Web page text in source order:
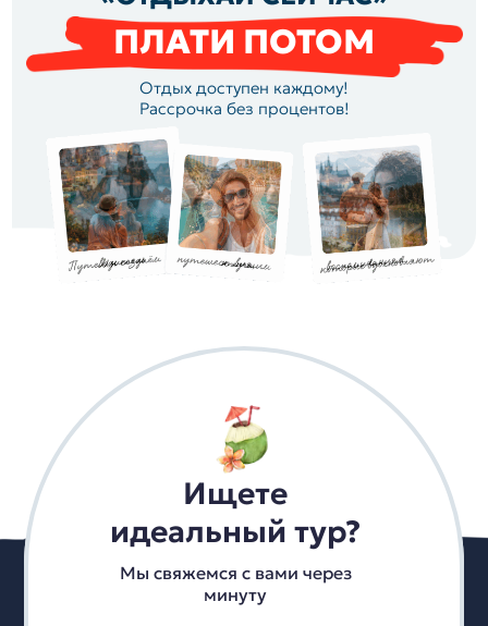
ПЛАТИ ПОТОМ
Отдых доступен каждому!
Рассрочка без процентов!
Ищете
идеальный тур?
Мы свяжемся с вами через
минуту